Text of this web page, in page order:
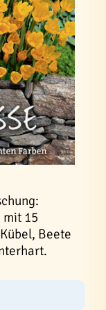
15
Beete